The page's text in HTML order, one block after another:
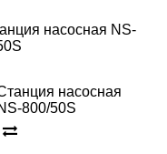
насосная
800/50S